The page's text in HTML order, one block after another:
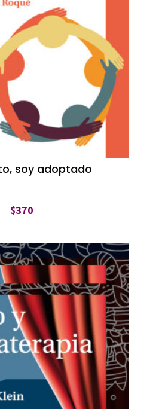
soy adoptado
$370